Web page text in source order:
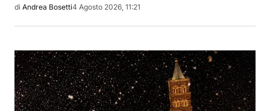
di Andrea Bosetti4 Agosto 2026, 11:21